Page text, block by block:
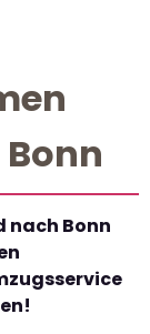
nach Bonn